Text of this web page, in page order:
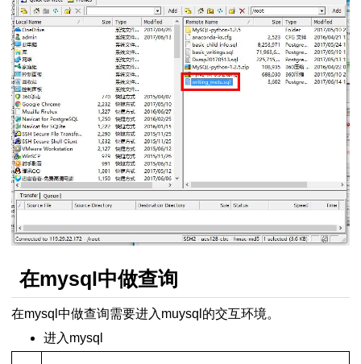
在mysql中做查询
在mysql中做查询需要进入muysql的交互环境。
进入mysql